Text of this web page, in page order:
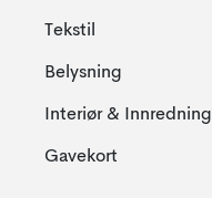
Tekstil
Belysning
Interiør & Innredning
Gavekort